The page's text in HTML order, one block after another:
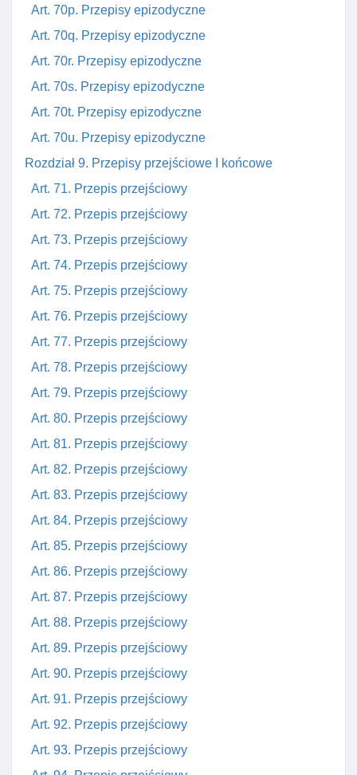
Art. 70p. Przepisy epizodyczne
Art. 70q. Przepisy epizodyczne
Art. 70r. Przepisy epizodyczne
Art. 70s. Przepisy epizodyczne
Art. 70t. Przepisy epizodyczne
Art. 70u. Przepisy epizodyczne
Rozdział 9. Przepisy przejściowe I końcowe
Art. 71. Przepis przejściowy
Art. 72. Przepis przejściowy
Art. 73. Przepis przejściowy
Art. 74. Przepis przejściowy
Art. 75. Przepis przejściowy
Art. 76. Przepis przejściowy
Art. 77. Przepis przejściowy
Art. 78. Przepis przejściowy
Art. 79. Przepis przejściowy
Art. 80. Przepis przejściowy
Art. 81. Przepis przejściowy
Art. 82. Przepis przejściowy
Art. 83. Przepis przejściowy
Art. 84. Przepis przejściowy
Art. 85. Przepis przejściowy
Art. 86. Przepis przejściowy
Art. 87. Przepis przejściowy
Art. 88. Przepis przejściowy
Art. 89. Przepis przejściowy
Art. 90. Przepis przejściowy
Art. 91. Przepis przejściowy
Art. 92. Przepis przejściowy
Art. 93. Przepis przejściowy